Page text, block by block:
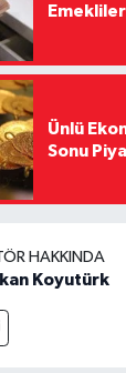
Ünlü
Sonu
HAKKINDA
Koyutürk